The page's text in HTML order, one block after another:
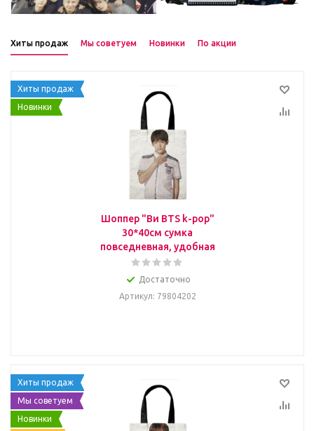
Хиты продаж Мы советуем Новинки По акции
Хиты продаж
Новинки
Шоппер "Ви BTS k-pop"
30*40см сумка
повседневная, удобная
Достаточно
Артикул: 79804202
Хиты продаж
Мы советуем
Новинки